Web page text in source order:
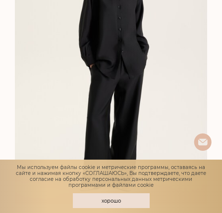
Мы используем файлы cookie и метрические программы, оставаясь на
сайте и нажимая кнопку «СОГЛАШАЮСЬ», Вы подтверждаете, что даете
согласие на обработку персональных данных метрическими
программами и файлами cookie
хорошо